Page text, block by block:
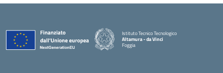
Istituto Tecnico Tecnologico
Altamura - da Vinci
Foggia
— Visita la pagina iniziale della scuola